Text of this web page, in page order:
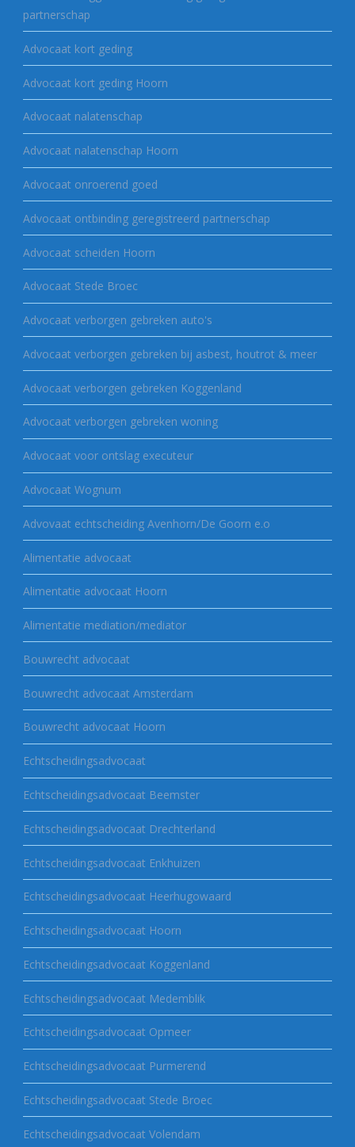
partnerschap
Advocaat kort geding
Advocaat kort geding Hoorn
Advocaat nalatenschap
Advocaat nalatenschap Hoorn
Advocaat onroerend goed
Advocaat ontbinding geregistreerd partnerschap
Advocaat scheiden Hoorn
Advocaat Stede Broec
Advocaat verborgen gebreken auto's
Advocaat verborgen gebreken bij asbest, houtrot & meer
Advocaat verborgen gebreken Koggenland
Advocaat verborgen gebreken woning
Advocaat voor ontslag executeur
Advocaat Wognum
Advovaat echtscheiding Avenhorn/De Goorn e.o
Alimentatie advocaat
Alimentatie advocaat Hoorn
Alimentatie mediation/mediator
Bouwrecht advocaat
Bouwrecht advocaat Amsterdam
Bouwrecht advocaat Hoorn
Echtscheidingsadvocaat
Echtscheidingsadvocaat Beemster
Echtscheidingsadvocaat Drechterland
Echtscheidingsadvocaat Enkhuizen
Echtscheidingsadvocaat Heerhugowaard
Echtscheidingsadvocaat Hoorn
Echtscheidingsadvocaat Koggenland
Echtscheidingsadvocaat Medemblik
Echtscheidingsadvocaat Opmeer
Echtscheidingsadvocaat Purmerend
Echtscheidingsadvocaat Stede Broec
Echtscheidingsadvocaat Volendam